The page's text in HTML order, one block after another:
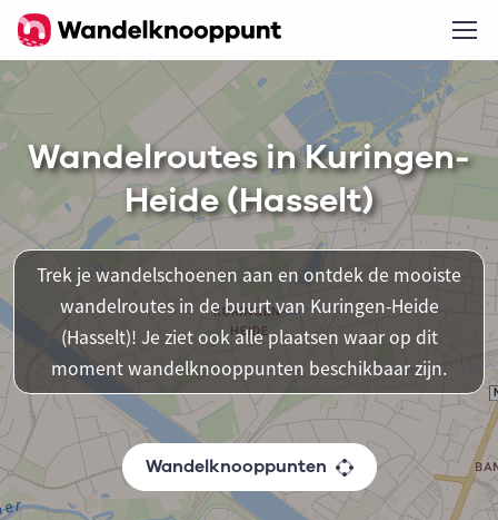
Wandelroutes in Kuringen-
Heide (Hasselt)
Trek je wandelschoenen aan en ontdek de mooiste
wandelroutes in de buurt van Kuringen-Heide
(Hasselt)! Je ziet ook alle plaatsen waar op dit
moment wandelknooppunten beschikbaar zijn.
Wandelknooppunten